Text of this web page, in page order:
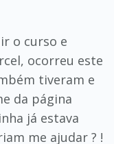
o curso e
ocorreu este
tiveram e
da página
já estava
me ajudar ? !